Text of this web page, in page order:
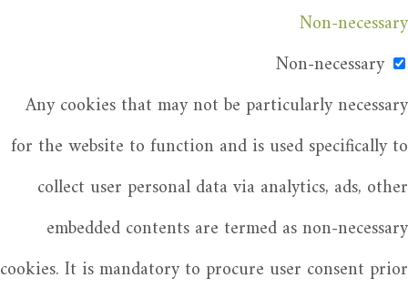
Non-necessary
Non-necessary
Any cookies that may not be particularly necessary
for the website to function and is used specifically to
collect user personal data via analytics, ads, other
embedded contents are termed as non-necessary
cookies. It is mandatory to procure user consent prior